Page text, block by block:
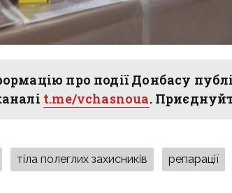
про події Донбасу
t.me/vchasnoua.
тіла полеглих захисників репарації